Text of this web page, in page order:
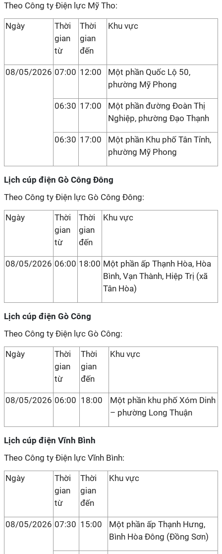
Theo Công ty Điện lực Mỹ Tho:
Ngày
Thời
gian
từ
Thời
gian
đến
Khu vực
08/05/2026 07:00 12:00
Một phần Quốc Lộ 50,
phường Mỹ Phong
06:30 17:00
Một phần đường Đoàn Thị
Nghiệp, phường Đạo Thạnh
06:30 17:00
Một phần Khu phố Tân Tỉnh,
phường Mỹ Phong
Lịch cúp điện Gò Công Đông
Theo Công ty Điện lực Gò Công Đông:
Ngày
Thời
gian
từ
Thời
gian
đến
Khu vực
08/05/2026 06:00 18:00 Một phần ấp Thạnh Hòa, Hòa
Bình, Vạn Thành, Hiệp Trị (xã
Tân Hòa)
Lịch cúp điện Gò Công
Theo Công ty Điện lực Gò Công:
Ngày
Thời
gian
từ
Thời
gian
đến
Khu vực
08/05/2026 06:00 18:00
Một phần khu phố Xóm Dinh
– phường Long Thuận
Lịch cúp điện Vĩnh Bình
Theo Công ty Điện lực Vĩnh Bình:
Ngày
Thời
gian
từ
Thời
gian
đến
Khu vực
08/05/2026 07:30 15:00
Một phần ấp Thạnh Hưng,
Bình Hòa Đông (Đồng Sơn)